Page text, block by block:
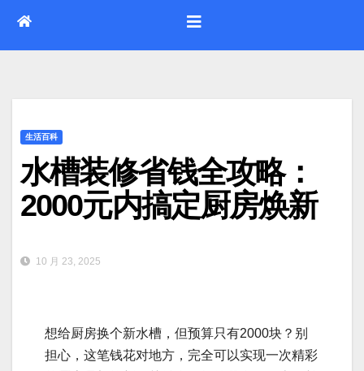
生活百科
水槽装修省钱全攻略：
2000元内搞定厨房焕新
10 月 23, 2025
想给厨房换个新水槽，但预算只有2000块？别
担心，这笔钱花对地方，完全可以实现一次精彩